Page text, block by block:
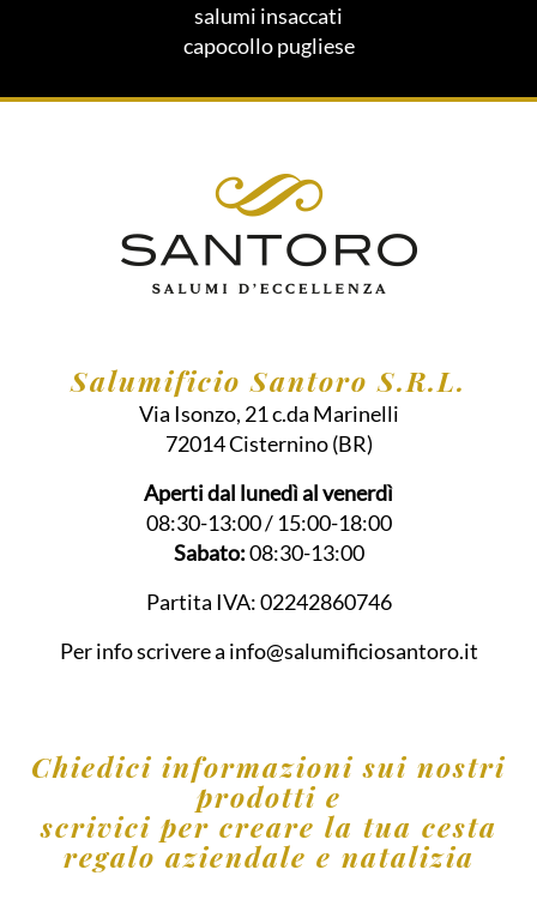
salumi insaccati
capocollo pugliese
Salumificio Santoro S.R.L.
Via Isonzo, 21 c.da Marinelli
72014Cisternino (BR)
Aperti dal lunedì al venerdì
08:30-13:00 / 15:00-18:00
Sabato:08:30-13:00
Partita IVA:02242860746
Per info scrivere a info@salumificiosantoro.it
Chiedici informazioni sui nostri
prodotti e
scrivici per creare la tua cesta
regalo aziendale e natalizia